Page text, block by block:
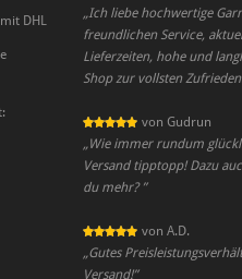
DHL
„Ich liebe hochwertige
freundlichen Service,
Lieferzeiten, hohe und
Shop zur vollsten
von Gudrun
„Wie immer rundum
Versand tipptopp! Dazu
du mehr? ”
von A.D.
„Gutes
Versand!”